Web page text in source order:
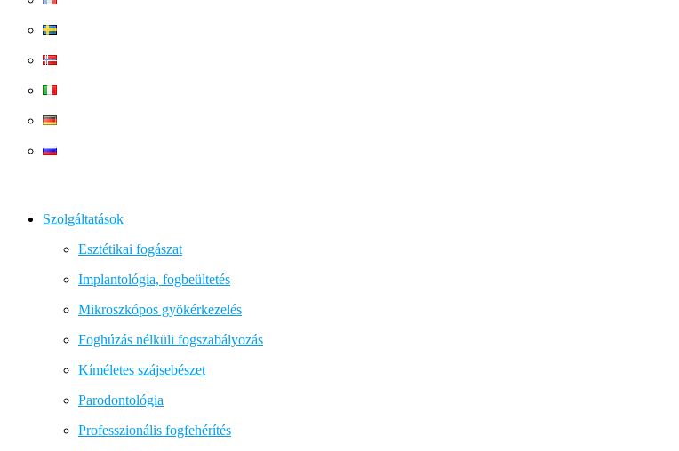
Szolgáltatások
Esztétikai fogászat
Implantológia, fogbeültetés
Mikroszkópos gyökérkezelés
Foghúzás nélküli fogszabályozás
Kíméletes szájsebészet
Parodontológia
Professzionális fogfehérítés